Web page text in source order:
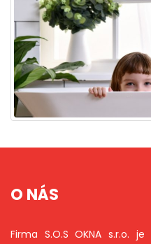
O NÁS
Firma S.O.S OKNA s.r.o.